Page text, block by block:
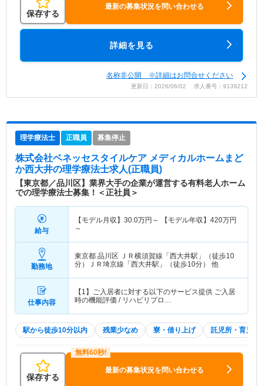
保存する
最新の募集状況を問い合わせる
詳細を見る
名称非公開 ※詳細はお問合せください
更新日：2026/06/02 求人番号：9139212
理学療法士 正職員 募集停止
株式会社ベネッセスタイルケア メディカルホームまど
か西大井の理学療法士求人(正職員)
【東京都／品川区】業界大手の企業が運営する有料老人ホーム
での理学療法士募集！＜正社員＞
給与
【モデル月収】 30.0万円～ 【モデル年収】 420万円
～
勤務地
東京都 品川区 ＪＲ横須賀線「西大井駅」（徒歩10
分）ＪＲ埼京線「西大井駅」（徒歩10分） 他
仕事内容
【1】ご入居者に対する以下のサービス提供 ご入居
時の機能評価 / リハビリプロ…
駅から徒歩10分以内 残業少なめ 寮・借り上げ 託児所・育児補
保存する
最新の募集状況を問い合わせる